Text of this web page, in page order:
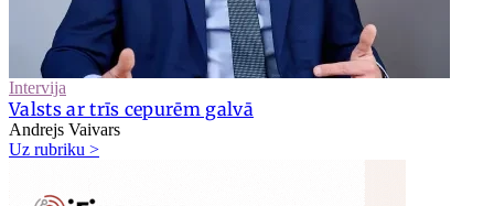
Intervija
Valsts ar trīs cepurēm galvā
Andrejs Vaivars
Uz rubriku >